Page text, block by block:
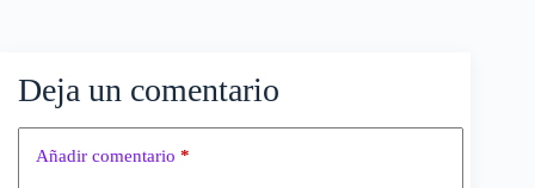
Deja un comentario
Añadir comentario *